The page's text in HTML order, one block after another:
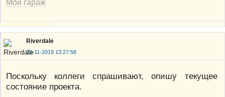
Мой гараж
Riverdale
22-11-2019 13:27:58
Поскольку коллеги спрашивают, опишу текущее
состояние проекта.